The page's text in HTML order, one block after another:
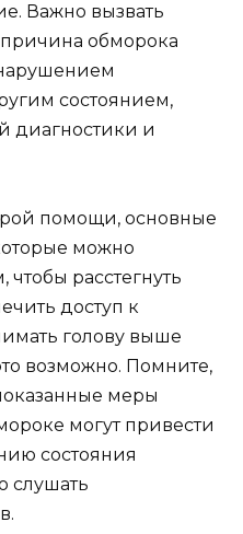
Важно вызвать
обморока
состоянием,
диагностики и
помощи, основные
можно
чтобы расстегнуть
доступ к
голову выше
возможно. Помните,
меры
могут привести
состояния
слушать